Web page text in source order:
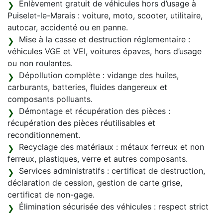
Enlèvement gratuit de véhicules hors d’usage à
Puiselet-le-Marais : voiture, moto, scooter, utilitaire,
autocar, accidenté ou en panne.
Mise à la casse et destruction réglementaire :
véhicules VGE et VEI, voitures épaves, hors d’usage
ou non roulantes.
Dépollution complète : vidange des huiles,
carburants, batteries, fluides dangereux et
composants polluants.
Démontage et récupération des pièces :
récupération des pièces réutilisables et
reconditionnement.
Recyclage des matériaux : métaux ferreux et non
ferreux, plastiques, verre et autres composants.
Services administratifs : certificat de destruction,
déclaration de cession, gestion de carte grise,
certificat de non-gage.
Élimination sécurisée des véhicules : respect strict